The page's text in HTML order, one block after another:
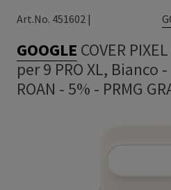
Art.No. 451602 |
GOOGLE COVER
per 9 PRO XL, Bianco -
ROAN - 5% - PRMG